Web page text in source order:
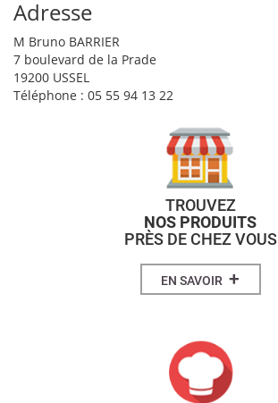
Adresse
M Bruno BARRIER
7 boulevard de la Prade
19200 USSEL
Téléphone : 05 55 94 13 22
TROUVEZ
NOS PRODUITS
PRÈS DE CHEZ VOUS
EN SAVOIR +